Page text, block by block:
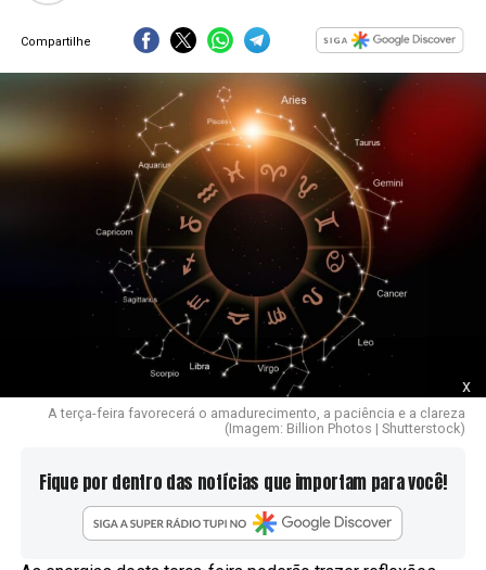
Compartilhe
x
A terça-feira favorecerá o amadurecimento, a paciência e a clareza
(Imagem: Billion Photos | Shutterstock)
Fique por dentro das notícias que importam para você!